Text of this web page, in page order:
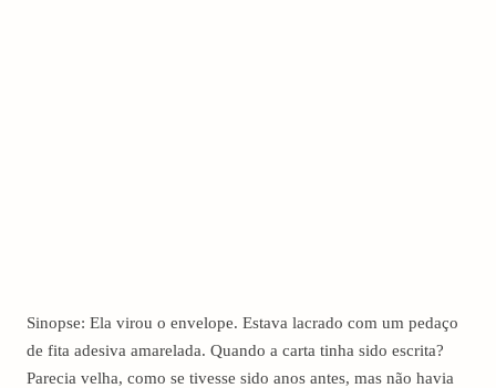
Sinopse: Ela virou o envelope. Estava lacrado com um pedaço
de fita adesiva amarelada. Quando a carta tinha sido escrita?
Parecia velha, como se tivesse sido anos antes, mas não havia